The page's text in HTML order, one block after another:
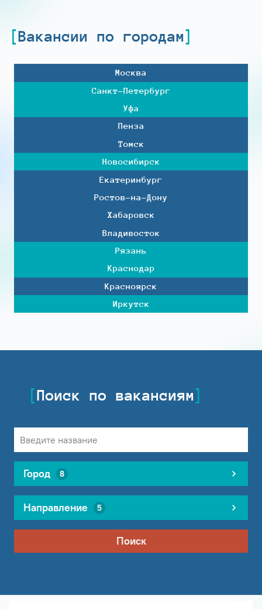
Вакансии по городам
Москва
Санкт-Петербург
Уфа
Пенза
Томск
Новосибирск
Екатеринбург
Ростов-на-Дону
Хабаровск
Владивосток
Рязань
Краснодар
Красноярск
Иркутск
Поиск по вакансиям
Город 8
Направление 5
Поиск